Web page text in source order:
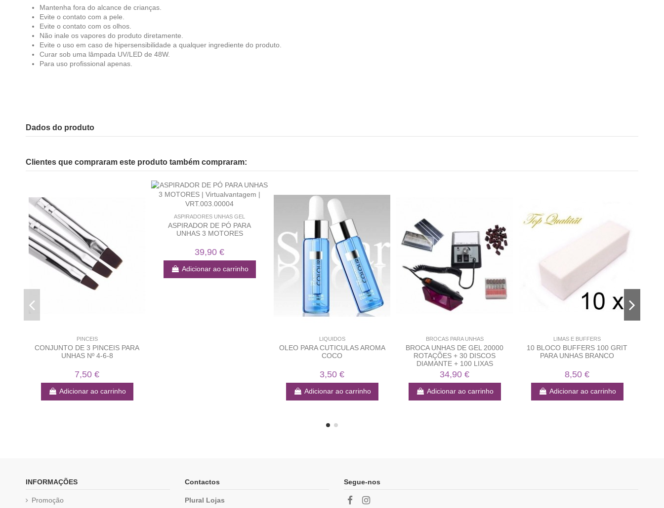
Mantenha fora do alcance de crianças.
Evite o contato com a pele.
Evite o contato com os olhos.
Não inale os vapores do produto diretamente.
Evite o uso em caso de hipersensibilidade a qualquer ingrediente do produto.
Curar sob uma lâmpada UV/LED de 48W.
Para uso profissional apenas.
Dados do produto
Clientes que compraram este produto também compraram:
PINCEIS
CONJUNTO DE 3 PINCEIS PARA
UNHAS Nº 4-6-8
7,50 €
Adicionar ao carrinho
ASPIRADORES UNHAS GEL
ASPIRADOR DE PÓ PARA
UNHAS 3 MOTORES
39,90 €
Adicionar ao carrinho
LIQUIDOS
OLEO PARA CUTICULAS AROMA
COCO
3,50 €
Adicionar ao carrinho
BROCAS PARA UNHAS
BROCA UNHAS DE GEL 20000
ROTAÇÕES + 30 DISCOS
DIAMANTE + 100 LIXAS
34,90 €
Adicionar ao carrinho
LIMAS E BUFFERS
10 BLOCO BUFFERS 100 GRIT
PARA UNHAS BRANCO
8,50 €
Adicionar ao carrinho
INFORMAÇÕES
Promoção
Contactos
Plural Lojas
Segue-nos